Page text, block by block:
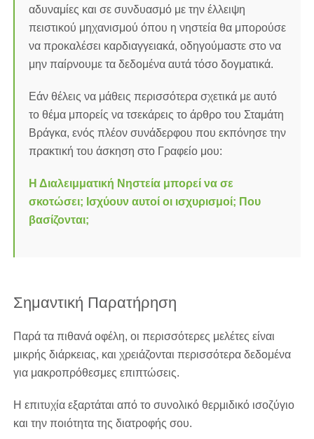
αδυναμίες και σε συνδυασμό με την έλλειψη
πειστικού μηχανισμού όπου η νηστεία θα μπορούσε
να προκαλέσει καρδιαγγειακά, οδηγούμαστε στο να
μην παίρνουμε τα δεδομένα αυτά τόσο δογματικά.
Εάν θέλεις να μάθεις περισσότερα σχετικά με αυτό
το θέμα μπορείς να τσεκάρεις το άρθρο του Σταμάτη
Βράγκα, ενός πλέον συνάδερφου που εκπόνησε την
πρακτική του άσκηση στο Γραφείο μου:
Η Διαλειμματική Νηστεία μπορεί να σε
σκοτώσει; Ισχύουν αυτοί οι ισχυρισμοί; Που
βασίζονται;
Σημαντική Παρατήρηση
Παρά τα πιθανά οφέλη, οι περισσότερες μελέτες είναι
μικρής διάρκειας, και χρειάζονται περισσότερα δεδομένα
για μακροπρόθεσμες επιπτώσεις.
Η επιτυχία εξαρτάται από το συνολικό θερμιδικό ισοζύγιο
και την ποιότητα της διατροφής σου.